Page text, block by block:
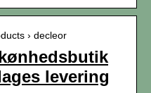
› decleor
levering